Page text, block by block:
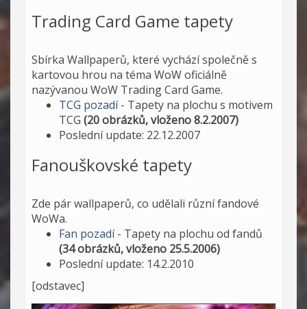
Trading Card Game tapety
Sbírka Wallpaperů, které vychází společně s
kartovou hrou na téma WoW oficiálně
nazývanou WoW Trading Card Game.
TCG pozadí- Tapety na plochu s motivem
TCG (20 obrázků, vloženo 8.2.2007)
Poslední update: 22.12.2007
Fanouškovské tapety
Zde pár wallpaperů, co udělali různí fandové
WoWa.
Fan pozadí- Tapety na plochu od fandů
(34 obrázků, vloženo 25.5.2006)
Poslední update: 14.2.2010
[odstavec]